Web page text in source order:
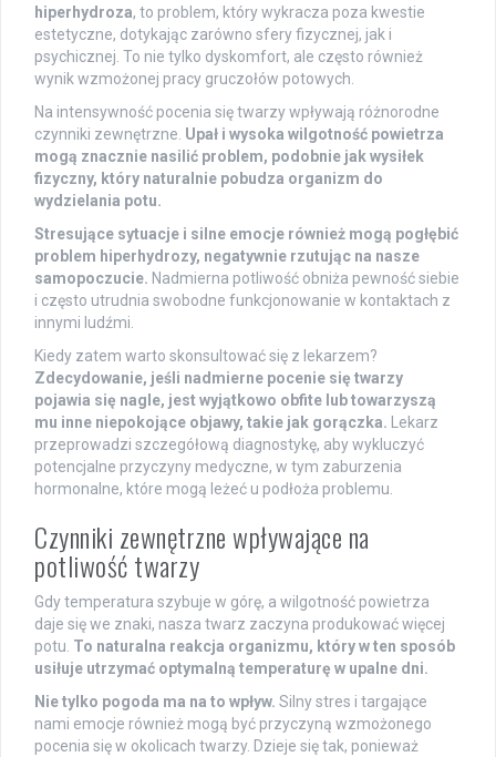
hiperhydroza, to problem, który wykracza poza kwestie
estetyczne, dotykając zarówno sfery fizycznej, jak i
psychicznej. To nie tylko dyskomfort, ale często również
wynik wzmożonej pracy gruczołów potowych.
Na intensywność pocenia się twarzy wpływają różnorodne
czynniki zewnętrzne. Upał i wysoka wilgotność powietrza
mogą znacznie nasilić problem, podobnie jak wysiłek
fizyczny, który naturalnie pobudza organizm do
wydzielania potu.
Stresujące sytuacje i silne emocje również mogą pogłębić
problem hiperhydrozy, negatywnie rzutując na nasze
samopoczucie. Nadmierna potliwość obniża pewność siebie
i często utrudnia swobodne funkcjonowanie w kontaktach z
innymi ludźmi.
Kiedy zatem warto skonsultować się z lekarzem?
Zdecydowanie, jeśli nadmierne pocenie się twarzy
pojawia się nagle, jest wyjątkowo obfite lub towarzyszą
mu inne niepokojące objawy, takie jak gorączka. Lekarz
przeprowadzi szczegółową diagnostykę, aby wykluczyć
potencjalne przyczyny medyczne, w tym zaburzenia
hormonalne, które mogą leżeć u podłoża problemu.
Czynniki zewnętrzne wpływające na
potliwość twarzy
Gdy temperatura szybuje w górę, a wilgotność powietrza
daje się we znaki, nasza twarz zaczyna produkować więcej
potu. To naturalna reakcja organizmu, który w ten sposób
usiłuje utrzymać optymalną temperaturę w upalne dni.
Nie tylko pogoda ma na to wpływ. Silny stres i targające
nami emocje również mogą być przyczyną wzmożonego
pocenia się w okolicach twarzy. Dzieje się tak, ponieważ